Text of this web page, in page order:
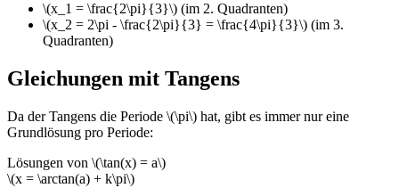
\(x_1 = \frac{2\pi}{3}\) (im 2. Quadranten)
\(x_2 = 2\pi - \frac{2\pi}{3} = \frac{4\pi}{3}\) (im 3.
Quadranten)
Gleichungen mit Tangens
Da der Tangens die Periode \(\pi\) hat, gibt es immer nur eine
Grundlösung pro Periode:
Lösungen von \(\tan(x) = a\)
\(x = \arctan(a) + k\pi\)